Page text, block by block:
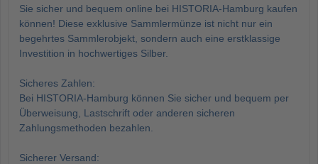
Sie sicher und bequem online bei HISTORIA-Hamburg kaufen
können! Diese exklusive Sammlermünze ist nicht nur ein
begehrtes Sammlerobjekt, sondern auch eine erstklassige
Investition in hochwertiges Silber.
Sicheres Zahlen:
Bei HISTORIA-Hamburg können Sie sicher und bequem per
Überweisung, Lastschrift oder anderen sicheren
Zahlungsmethoden bezahlen.
Sicherer Versand: